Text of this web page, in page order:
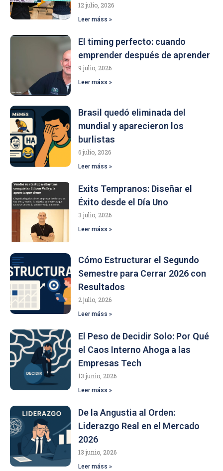
12 julio, 2026
Leer máss »
El timing perfecto: cuando
emprender después de aprender
9 julio, 2026
Leer máss »
Brasil quedó eliminada del
mundial y aparecieron los
burlistas
6 julio, 2026
Leer máss »
Exits Tempranos: Diseñar el
Éxito desde el Día Uno
3 julio, 2026
Leer máss »
Cómo Estructurar el Segundo
Semestre para Cerrar 2026 con
Resultados
2 julio, 2026
Leer máss »
El Peso de Decidir Solo: Por Qué
el Caos Interno Ahoga a las
Empresas Tech
13 junio, 2026
Leer máss »
De la Angustia al Orden:
Liderazgo Real en el Mercado
2026
13 junio, 2026
Leer máss »